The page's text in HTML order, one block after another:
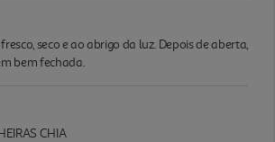
seco e ao abrigo da luz. Depois de aberta,
bem fechada.
CHIA